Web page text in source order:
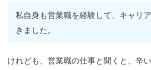
私自身も営業職を経験して、キャリ
きました。
けれども、営業職の仕事と聞くと、辛